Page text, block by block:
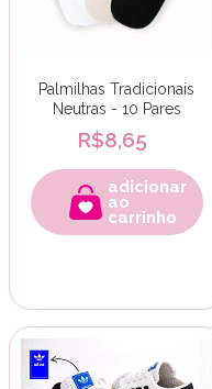
Palmilhas Tradicionais
Neutras - 10 Pares
R$8,65
adicionar
ao
carrinho